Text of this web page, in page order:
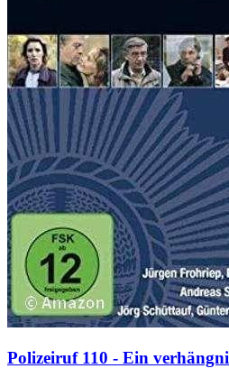
Polizeiruf 110 - Ein